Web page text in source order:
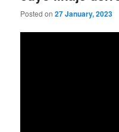
Posted on27 January, 2023